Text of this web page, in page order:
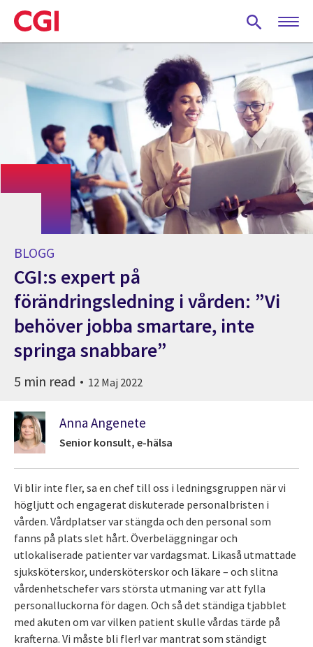
Skip
to
main
BLOGG
CGI:s expert på
förändringsledning i vården: ”Vi
behöver jobba smartare, inte
springa snabbare”
5 min read 12 Maj 2022
Anna Angenete
Senior konsult, e-hälsa
Vi blir inte fler, sa en chef till oss i ledningsgruppen när vi
högljutt och engagerat diskuterade personalbristen i
vården. Vårdplatser var stängda och den personal som
fanns på plats slet hårt. Överbeläggningar och
utlokaliserade patienter var vardagsmat. Likaså utmattade
sjuksköterskor, undersköterskor och läkare – och slitna
vårdenhetschefer vars största utmaning var att fylla
personalluckorna för dagen. Och så det ständiga tjabblet
med akuten om var vilken patient skulle vårdas tärde på
krafterna. Vi måste bli fler! var mantrat som ständigt